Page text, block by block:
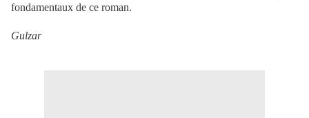
fondamentaux de ce roman.
Gulzar